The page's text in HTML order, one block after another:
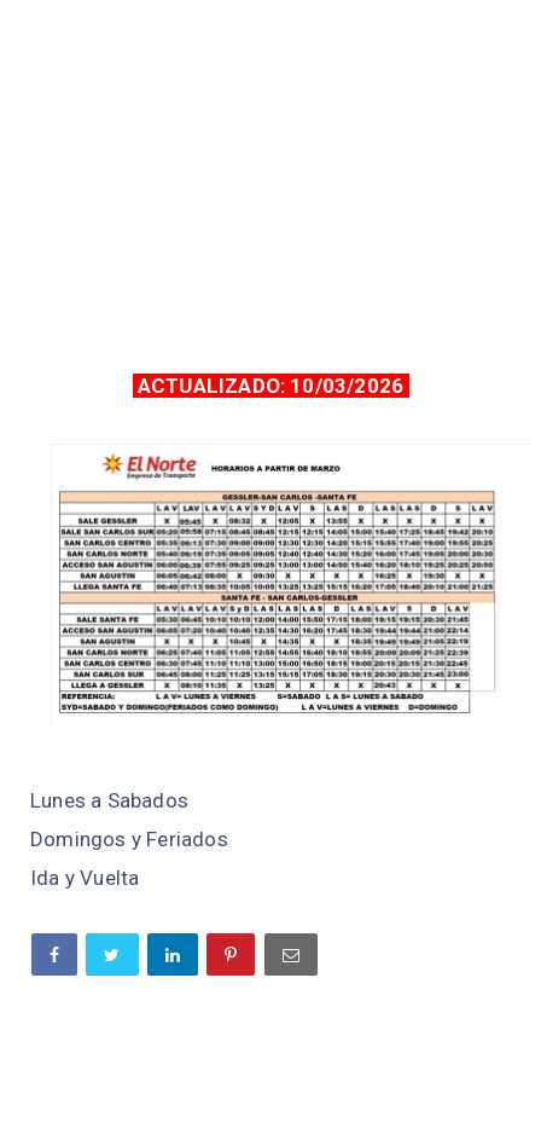
ACTUALIZADO: 10/03/2026
Lunes a Sabados
Domingos y Feriados
Ida y Vuelta